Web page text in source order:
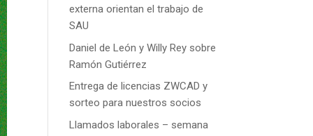
externa orientan el trabajo de
SAU
Daniel de León y Willy Rey sobre
Ramón Gutiérrez
Entrega de licencias ZWCAD y
sorteo para nuestros socios
Llamados laborales – semana